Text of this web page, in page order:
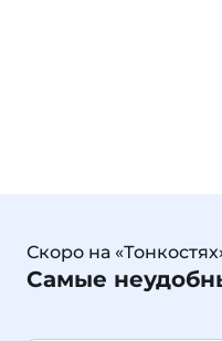
Скоро на
Самые